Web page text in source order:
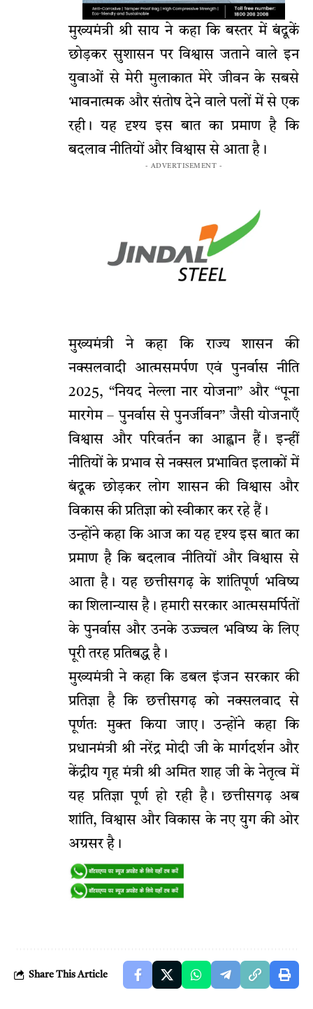
मुख्यमंत्री श्री साय ने कहा कि बस्तर में बंदूकें
छोड़कर सुशासन पर विश्वास जताने वाले इन
युवाओं से मेरी मुलाकात मेरे जीवन के सबसे
भावनात्मक और संतोष देने वाले पलों में से एक
रही। यह दृश्य इस बात का प्रमाण है कि
बदलाव नीतियों और विश्वास से आता है।
- ADVERTISEMENT -
मुख्यमंत्री ने कहा कि राज्य शासन की
नक्सलवादी आत्मसमर्पण एवं पुनर्वास नीति
2025, “नियद नेल्ला नार योजना” और “पूना
मारगेम – पुनर्वास से पुनर्जीवन” जैसी योजनाएँ
विश्वास और परिवर्तन का आह्वान हैं। इन्हीं
नीतियों के प्रभाव से नक्सल प्रभावित इलाकों में
बंदूक छोड़कर लोग शासन की विश्वास और
विकास की प्रतिज्ञा को स्वीकार कर रहे हैं।
उन्होंने कहा कि आज का यह दृश्य इस बात का
प्रमाण है कि बदलाव नीतियों और विश्वास से
आता है। यह छत्तीसगढ़ के शांतिपूर्ण भविष्य
का शिलान्यास है। हमारी सरकार आत्मसमर्पितों
के पुनर्वास और उनके उज्ज्वल भविष्य के लिए
पूरी तरह प्रतिबद्ध है।
मुख्यमंत्री ने कहा कि डबल इंजन सरकार की
प्रतिज्ञा है कि छत्तीसगढ़ को नक्सलवाद से
पूर्णतः मुक्त किया जाए। उन्होंने कहा कि
प्रधानमंत्री श्री नरेंद्र मोदी जी के मार्गदर्शन और
केंद्रीय गृह मंत्री श्री अमित शाह जी के नेतृत्व में
यह प्रतिज्ञा पूर्ण हो रही है। छत्तीसगढ़ अब
शांति, विश्वास और विकास के नए युग की ओर
अग्रसर है।
Share This Article